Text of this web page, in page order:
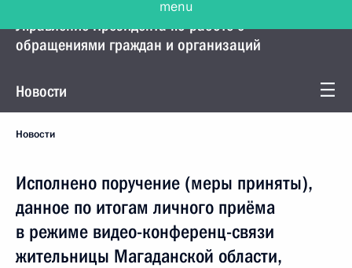
Управление Президента по работе с
обращениями граждан и организаций
Новости
Новости
Исполнено поручение (меры приняты),
данное по итогам личного приёма
в режиме видео-конференц-связи
жительницы Магаданской области,